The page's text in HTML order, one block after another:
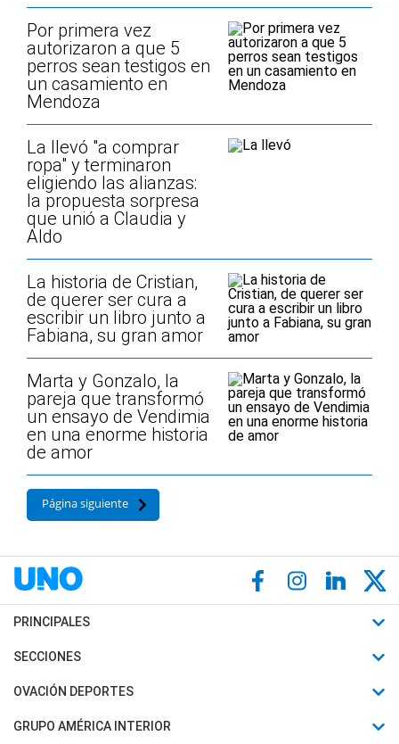
Por primera vez
autorizaron a que 5
perros sean testigos en
un casamiento en
Mendoza
La llevó "a comprar
ropa" y terminaron
eligiendo las alianzas:
la propuesta sorpresa
que unió a Claudia y
Aldo
La historia de Cristian,
de querer ser cura a
escribir un libro junto a
Fabiana, su gran amor
Marta y Gonzalo, la
pareja que transformó
un ensayo de Vendimia
en una enorme historia
de amor
Página siguiente
PRINCIPALES
Últimas Noticias
Política
SECCIONES
Horóscopo
Motores
OVACIÓN DEPORTES
Fútbol
GRUPO AMÉRICA INTERIOR